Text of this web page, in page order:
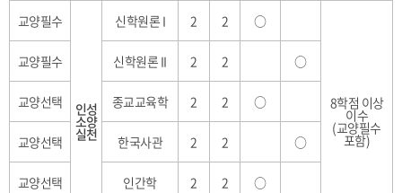
교양필수
인성
소양
실천
신학원론 I 2 2 ○
8학점 이상
이수
(교양필수
포함)
교양필수 신학원론 II 2 2 ○
교양선택 종교교육학 2 2 ○
교양선택 한국사관 2 2 ○
교양선택 인간학 2 2 ○